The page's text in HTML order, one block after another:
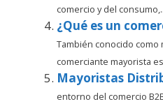
comercio y del
¿Qué es un
También conocido como
comerciante mayorista
Mayoristas
entorno del comercio